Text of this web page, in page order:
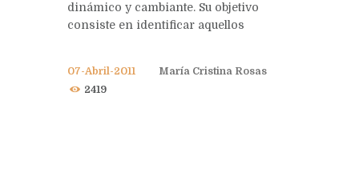
dinámico y cambiante. Su objetivo
consiste en identificar aquellos
07-Abril-2011
María Cristina Rosas
2419